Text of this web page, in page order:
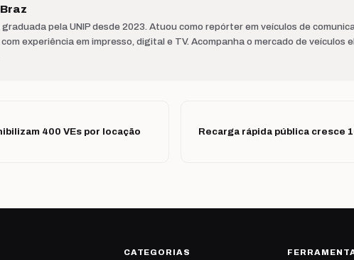
pela UNIP desde 2023. Atuou como repórter em veículos de
experiência em impresso, digital e TV. Acompanha o mercado de veículos
400 VEs por locação
Recarga rápida pública cresce
CATEGORIAS